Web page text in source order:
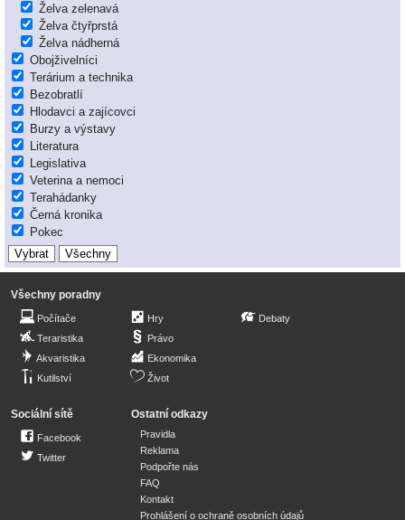
Želva zelenavá
Želva čtyřprstá
Želva nádherná
Obojživelníci
Terárium a technika
Bezobratlí
Hlodavci a zajícovci
Burzy a výstavy
Literatura
Legislativa
Veterina a nemoci
Terahádanky
Černá kronika
Pokec
Všechny poradny
Počítače
Teraristika
Akvaristika
Kutilství
Hry
Právo
Ekonomika
Život
Debaty
Sociální sítě
Facebook
Twitter
Ostatní odkazy
Pravidla
Reklama
Podpořte nás
FAQ
Kontakt
Prohlášení o ochraně osobních údajů